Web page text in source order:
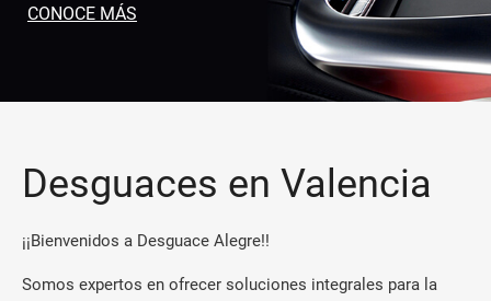
CONOCE MÁS
Desguaces en Valencia
¡¡Bienvenidos a Desguace Alegre!!
Somos expertos en ofrecer soluciones integrales para la